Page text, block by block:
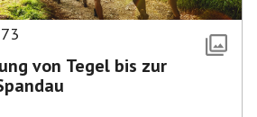
73
von Tegel bis zur
Spandau